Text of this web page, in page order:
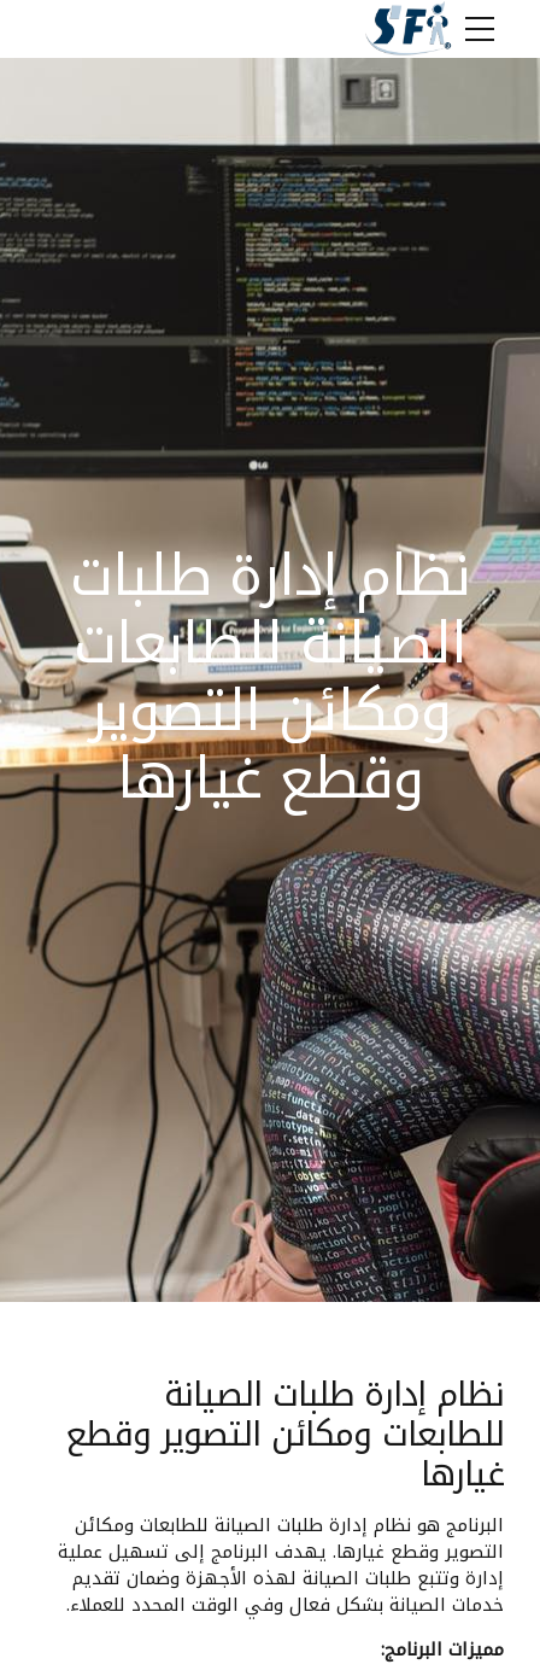
نظام إدارة طلبات
الصيانة للطابعات
ومكائن التصوير
وقطع غيارها
نظام إدارة طلبات الصيانة
للطابعات ومكائن التصوير وقطع
غيارها
البرنامج هو نظام إدارة طلبات الصيانة للطابعات ومكائن
التصوير وقطع غيارها. يهدف البرنامج إلى تسهيل عملية
إدارة وتتبع طلبات الصيانة لهذه الأجهزة وضمان تقديم
خدمات الصيانة بشكل فعال وفي الوقت المحدد للعملاء.
مميزات البرنامج: